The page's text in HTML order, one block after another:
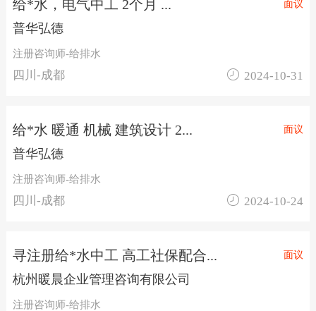
给*水，电气中工 2个月 ... 面议
普华弘德
注册咨询师-给排水
四川-成都  2024-10-31
给*水 暖通 机械 建筑设计 2... 面议
普华弘德
注册咨询师-给排水
四川-成都  2024-10-24
寻注册给*水中工 高工社保配合... 面议
杭州暖晨企业管理咨询有限公司
注册咨询师-给排水